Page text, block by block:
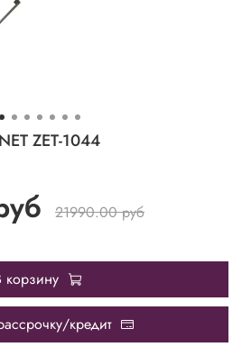
ZET-1044
21990.00 руб
корзину
кредит